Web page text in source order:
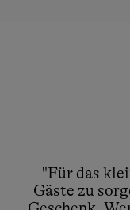
"Für das
Gäste zu